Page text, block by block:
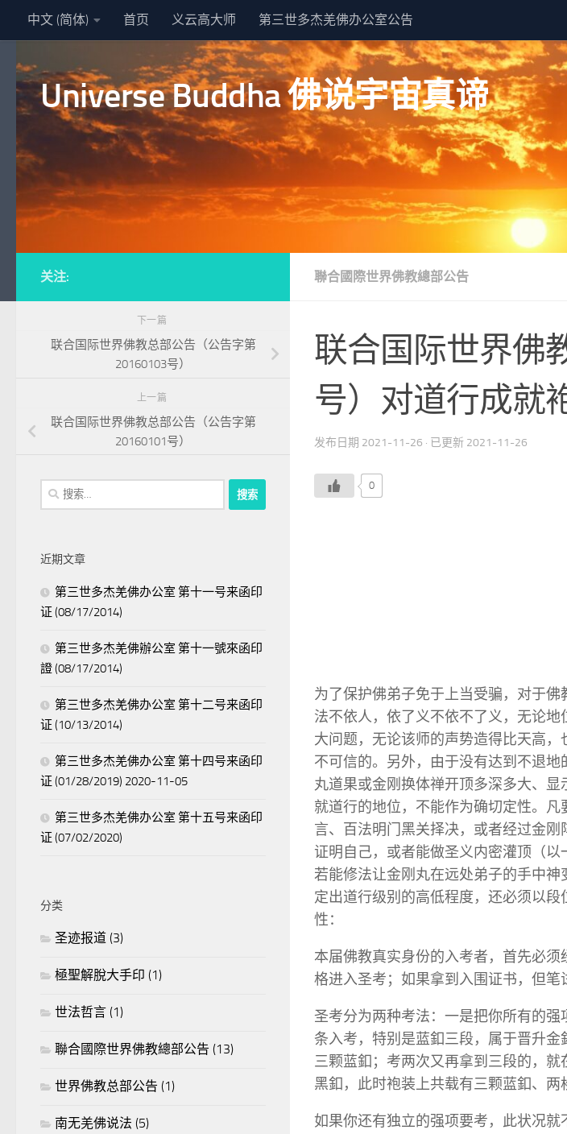
跳至内容
中文 (简体) 首页 义云高大师 第三世多杰羌佛办公室公告
Universe Buddha 佛说宇宙真谛
聯合國際世界佛教總部公告
联合国际世界佛
号）对道行成就
发布日期 2021-11-26 · 已更新 2021-11-26
0
为了保护佛弟子免于上当受骗，对于
法不依人，依了义不依不了义，无论
大问题，无论该师的声势造得比天高
不可信的。另外，由于没有达到不退
丸道果或金刚换体禅开顶多深多大、
就道行的地位，不能作为确切定性。
言、百法明门黑关择决，或者经过金
证明自己，或者能做圣义内密灌顶（
若能修法让金刚丸在远处弟子的手中
定出道行级别的高低程度，还必须以
性：
本届佛教真实身份的入考者，首先必
格进入圣考；如果拿到入围证书，但笔
圣考分为两种考法：一是把你所有的
条入考，特别是蓝釦三段，属于晋升
三颗蓝釦；考两次又再拿到三段的，
黑釦，此时袍装上共载有三颗蓝釦、两
如果你还有独立的强项要考，此状况
关注:
下一篇
联合国际世界佛教总部公告（公告字第
20160103号）
上一篇
联合国际世界佛教总部公告（公告字第
20160101号）
搜
索：
近期文章
第三世多杰羌佛办公室 第十一号来函印
证 (08/17/2014)
第三世多杰羌佛辦公室 第十一號來函印
證 (08/17/2014)
第三世多杰羌佛办公室 第十二号来函印
证 (10/13/2014)
第三世多杰羌佛办公室 第十四号来函印
证 (01/28/2019) 2020-11-05
第三世多杰羌佛办公室 第十五号来函印
证 (07/02/2020)
分类
圣迹报道 (3)
極聖解脫大手印 (1)
世法哲言 (1)
聯合國際世界佛教總部公告 (13)
世界佛教总部公告 (1)
南无羌佛说法 (5)